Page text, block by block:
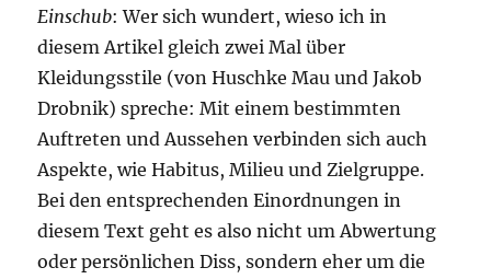
Einschub: Wer sich wundert, wieso ich in
diesem Artikel gleich zwei Mal über
Kleidungsstile (von Huschke Mau und Jakob
Drobnik) spreche: Mit einem bestimmten
Auftreten und Aussehen verbinden sich auch
Aspekte, wie Habitus, Milieu und Zielgruppe.
Bei den entsprechenden Einordnungen in
diesem Text geht es also nicht um Abwertung
oder persönlichen Diss, sondern eher um die